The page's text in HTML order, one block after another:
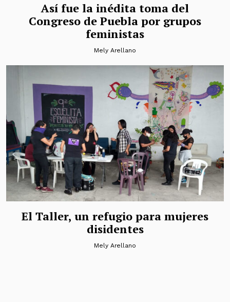
Así fue la inédita toma del
Congreso de Puebla por grupos
feministas
Mely Arellano
El Taller, un refugio para mujeres
disidentes
Mely Arellano